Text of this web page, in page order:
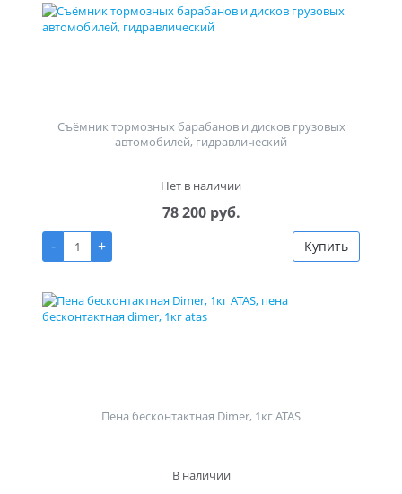
Съёмник тормозных барабанов и дисков грузовых
автомобилей, гидравлический
Нет в наличии
78 200 руб.
-
+ Купить
Пена бесконтактная Dimer, 1кг ATAS
В наличии